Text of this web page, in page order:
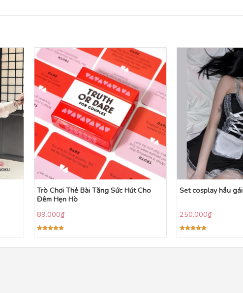
Trò Chơi Thẻ Bài Tăng Sức Hút Cho
Đêm Hẹn Hò
89.000₫
Được xếp
Set cosplay hầu
250.000₫
Được xếp